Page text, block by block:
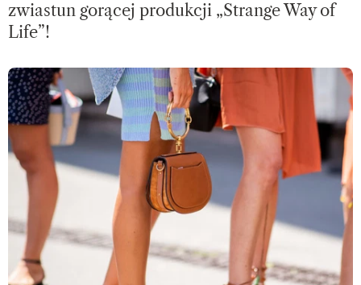
zwiastun gorącej produkcji „Strange Way of
Life”!